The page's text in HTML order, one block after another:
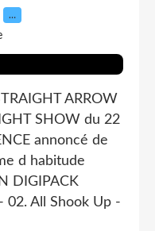
…
ARROW
SHOW du 22
annoncé de
d habitude
DIGIPACK
02. All Shook Up -